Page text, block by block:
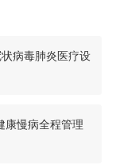
病毒肺炎医疗设
康慢病全程管理